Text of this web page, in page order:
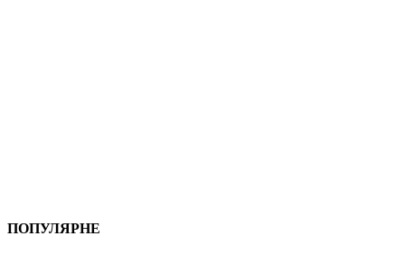
ПОПУЛЯРНЕ